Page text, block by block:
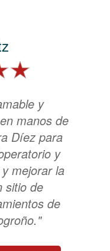
y
manos de
Díez para
y
mejorar la
sitio de
de